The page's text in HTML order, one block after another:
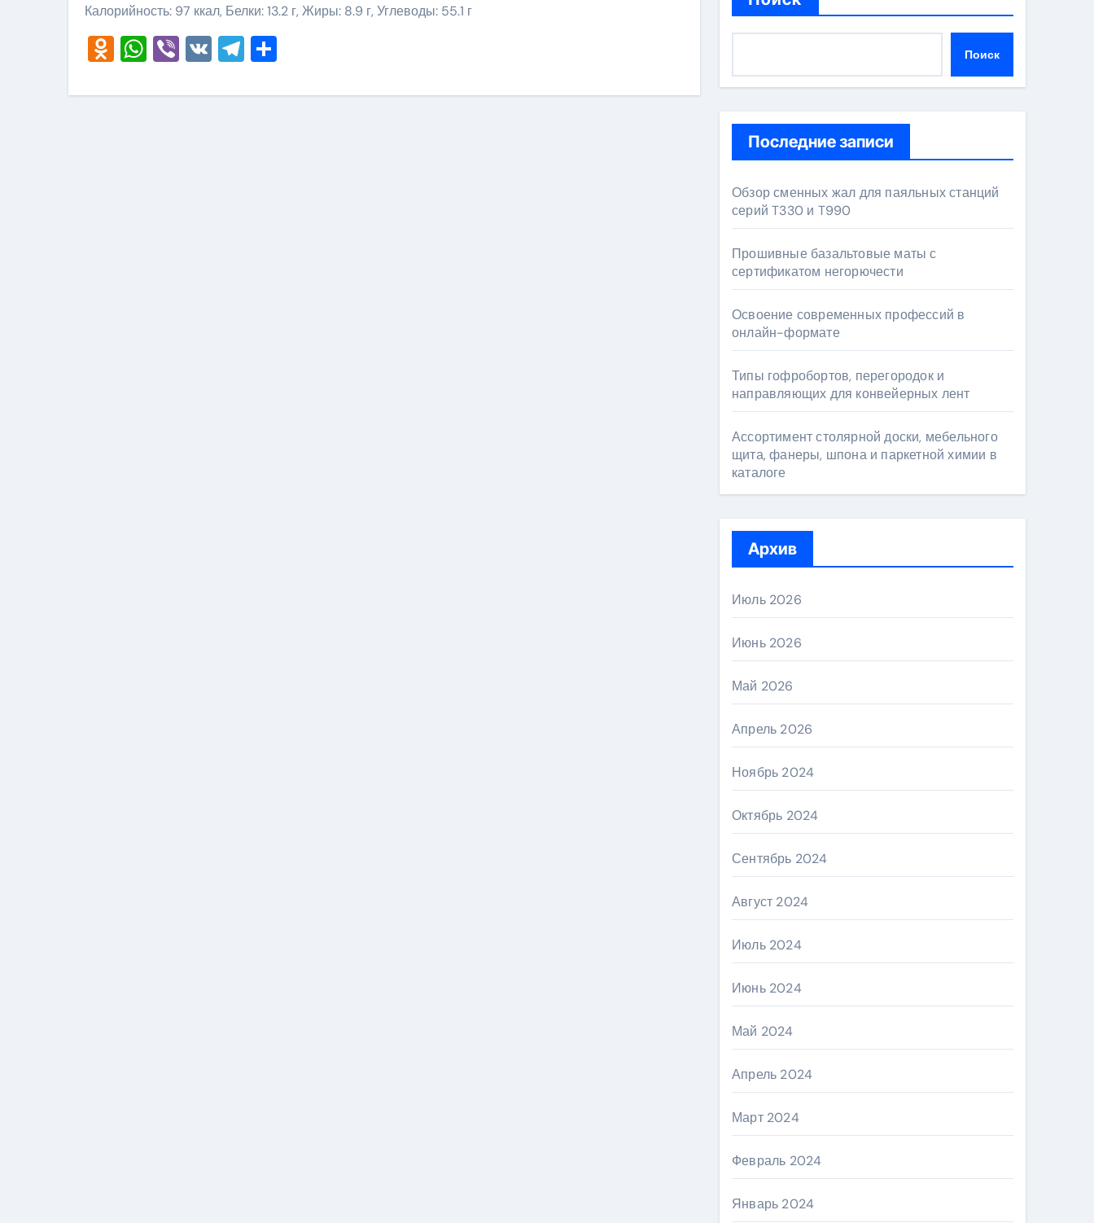
Калорийность: 97 ккал, Белки: 13.2 г, Жиры: 8.9 г, Углеводы: 55.1 г
Odnoklassniki
WhatsApp
Viber
VKTelegram Поиск
Последние записи
Обзор сменных жал для паяльных станций
серий T330 и T990
Прошивные базальтовые маты с
сертификатом негорючести
Освоение современных профессий в
онлайн-формате
Типы гофробортов, перегородок и
направляющих для конвейерных лент
Ассортимент столярной доски, мебельного
щита, фанеры, шпона и паркетной химии в
каталоге
Архив
Июль 2026
Июнь 2026
Май 2026
Апрель 2026
Ноябрь 2024
Октябрь 2024
Сентябрь 2024
Август 2024
Июль 2024
Июнь 2024
Май 2024
Апрель 2024
Март 2024
Февраль 2024
Январь 2024